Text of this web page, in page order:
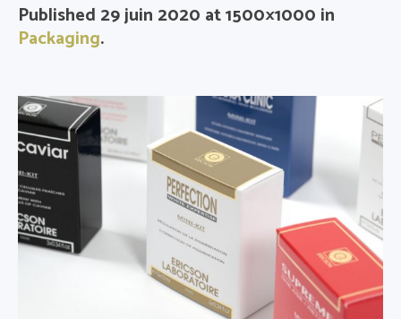
Published 29 juin 2020 at 1500×1000 in
Packaging.